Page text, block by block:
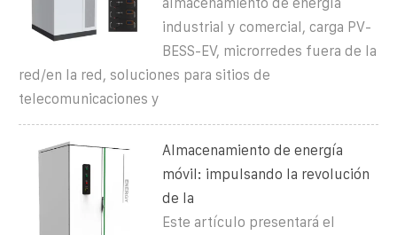
industrial y comercial, carga PV-
BESS-EV, microrredes fuera de la
red/en la red, soluciones para sitios de
telecomunicaciones y
Almacenamiento de energía
móvil: impulsando la revolución
de la
Este artículo presentará el